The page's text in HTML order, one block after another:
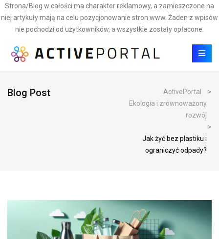
Strona/Blog w całości ma charakter reklamowy, a zamieszczone na
niej artykuły mają na celu pozycjonowanie stron www. Żaden z wpisów
nie pochodzi od użytkowników, a wszystkie zostały opłacone.
Blog Post ActivePortal
>
Ekologia i zrównoważony
rozwój
>
Jak żyć bez plastiku i
ograniczyć odpady?